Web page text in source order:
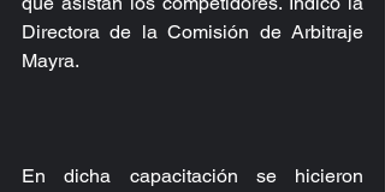
Directora de la Comisión de Arbitraje
Mayra.
En dicha capacitación se hicieron